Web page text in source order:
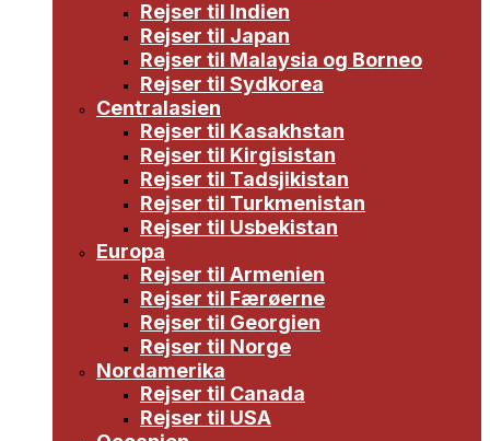
Rejser til Indien
Rejser til Japan
Rejser til Malaysia og Borneo
Rejser til Sydkorea
Centralasien
Rejser til Kasakhstan
Rejser til Kirgisistan
Rejser til Tadsjikistan
Rejser til Turkmenistan
Rejser til Usbekistan
Europa
Rejser til Armenien
Rejser til Færøerne
Rejser til Georgien
Rejser til Norge
Nordamerika
Rejser til Canada
Rejser til USA